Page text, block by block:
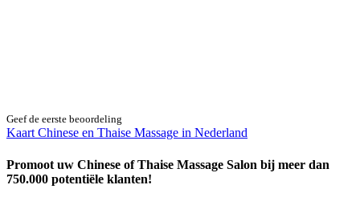
Geef de eerste beoordeling
Kaart Chinese en Thaise Massage in Nederland
Promoot uw Chinese of Thaise Massage Salon bij meer dan
750.000 potentiële klanten!